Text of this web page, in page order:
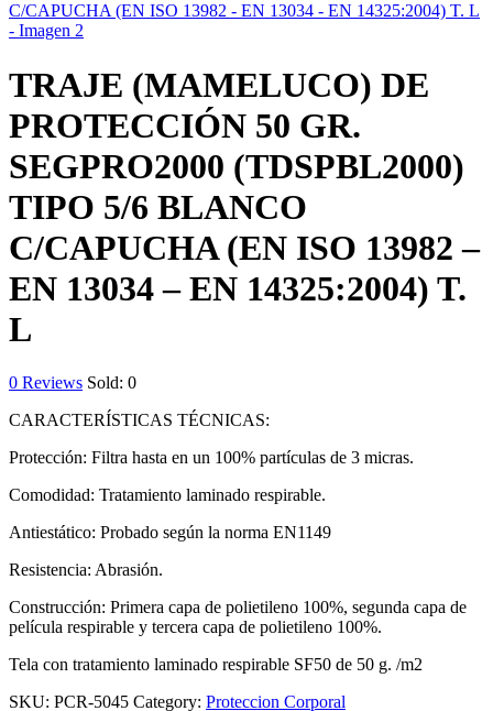
TRAJE (MAMELUCO) DE
PROTECCIÓN 50 GR.
SEGPRO2000 (TDSPBL2000)
TIPO 5/6 BLANCO
C/CAPUCHA (EN ISO 13982 –
EN 13034 – EN 14325:2004) T.
L
0 Reviews Sold: 0
CARACTERÍSTICAS TÉCNICAS:
Protección: Filtra hasta en un 100% partículas de 3 micras.
Comodidad: Tratamiento laminado respirable.
Antiestático: Probado según la norma EN1149
Resistencia: Abrasión.
Construcción: Primera capa de polietileno 100%, segunda capa de
película respirable y tercera capa de polietileno 100%.
Tela con tratamiento laminado respirable SF50 de 50 g. /m2
SKU: PCR-5045 Category: Proteccion Corporal